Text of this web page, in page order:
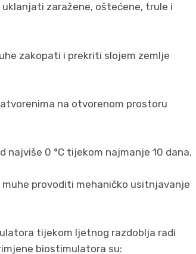
zaražene, oštećene, trule i
zakopati i prekriti slojem zemlje
na otvorenom prostoru
najviše 0 °C tijekom najmanje 10 dana.
muhe provoditi mehaničko usitnjavanje
tijekom ljetnog razdoblja radi
biostimulatora su: